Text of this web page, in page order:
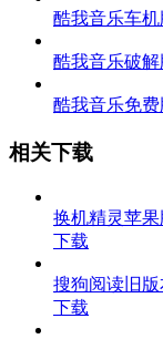
酷我音乐车机
酷我音乐破解
酷我音乐免费
相关下载
换机精灵苹果
下载
搜狗阅读旧版
下载